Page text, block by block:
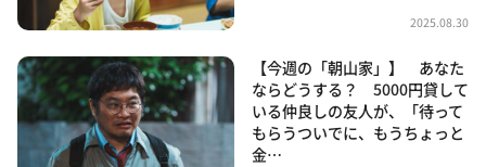
2025.08.30
【今週の「朝山家」】 あなた
ならどうする？ 5000円貸して
いる仲良しの友人が、「待って
もらうついでに、もうちょっと
金…